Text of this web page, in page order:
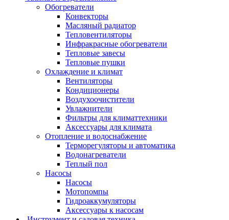
Обогреватели
Конвекторы
Масляный радиатор
Тепловентиляторы
Инфракрасные обогреватели
Тепловые завесы
Тепловые пушки
Охлаждение и климат
Вентиляторы
Кондиционеры
Воздухоочистители
Увлажнители
Фильтры для климаттехники
Аксессуары для климата
Отопление и водоснабжение
Терморегуляторы и автоматика
Водонагреватели
Теплый пол
Насосы
Насосы
Мотопомпы
Гидроаккумуляторы
Аксессуары к насосам